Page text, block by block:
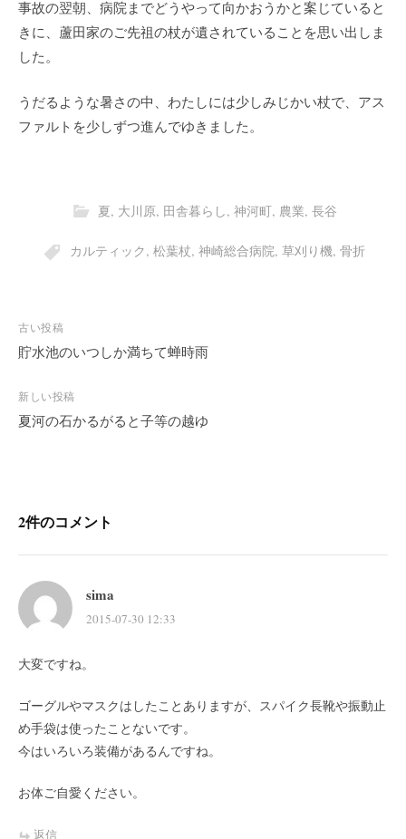
事故の翌朝、病院までどうやって向かおうかと案じていると
きに、蘆田家のご先祖の杖が遺されていることを思い出しま
した。
うだるような暑さの中、わたしには少しみじかい杖で、アス
ファルトを少しずつ進んでゆきました。
夏, 大川原, 田舎暮らし, 神河町, 農業, 長谷
カルティック, 松葉杖, 神崎総合病院, 草刈り機, 骨折
投
稿
ビ
ゲ
ン
古い投稿
貯水池のいつしか満ちて蝉時雨
新しい投稿
夏河の石かるがると子等の越ゆ
2件のコメント
sima
2015-07-30 12:33
大変ですね。
ゴーグルやマスクはしたことありますが、スパイク長靴や振動止
め手袋は使ったことないです。
今はいろいろ装備があるんですね。
お体ご自愛ください。
返信